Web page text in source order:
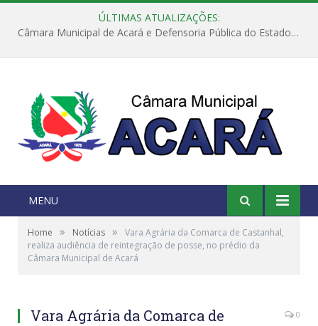
ÚLTIMAS ATUALIZAÇÕES:
Câmara Municipal de Acará e Defensoria Pública do Estado, promovem Ação Balcão de Direitos
MENU
Home » Notícias »
Vara Agrária da Comarca de Castanhal,
realiza audiência de reintegração de posse, no prédio da
Câmara Municipal de Acará
Vara Agrária da Comarca de
0